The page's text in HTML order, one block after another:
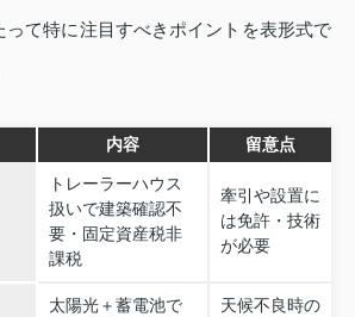
って特に注目すべきポイントを表形式で
内容 留意点
トレーラーハウス
扱いで建築確認不
要・固定資産税非
課税
牽引や設置に
は免許・技術
が必要
太陽光＋蓄電池で
天候不良時の